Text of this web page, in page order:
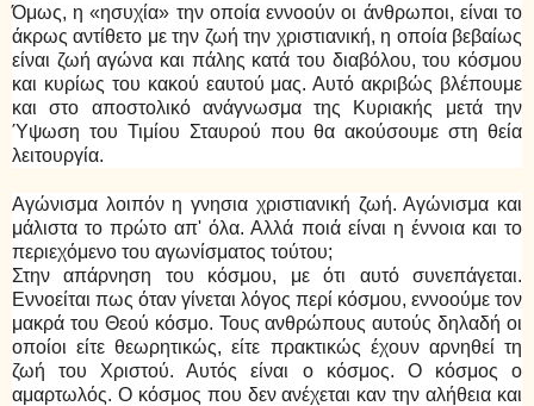
Όμως, η «ησυχία» την οποία εννοούν οι άνθρωποι, είναι το
άκρως αντίθετο με την ζωή την χριστιανική, η οποία βεβαίως
είναι ζωή αγώνα και πάλης κατά του διαβόλου, του κόσμου
και κυρίως του κακού εαυτού μας. Αυτό ακριβώς βλέπουμε
και στο αποστολικό ανάγνωσμα της Κυριακής μετά την
Ύψωση του Τιμίου Σταυρού που θα ακούσουμε στη θεία
λειτουργία.
Αγώνισμα λοιπόν η γνησια χριστιανική ζωή. Αγώνισμα και
μάλιστα το πρώτο απ' όλα. Αλλά ποιά είναι η έννοια και το
περιεχόμενο του αγωνίσματος τούτου;
Στην απάρνηση του κόσμου, με ότι αυτό συνεπάγεται.
Εννοείται πως όταν γίνεται λόγος περί κόσμου, εννοούμε τον
μακρά του Θεού κόσμο. Τους ανθρώπους αυτούς δηλαδή οι
οποίοι είτε θεωρητικώς, είτε πρακτικώς έχουν αρνηθεί τη
ζωή του Χριστού. Αυτός είναι ο κόσμος. Ο κόσμος ο
αμαρτωλός. Ο κόσμος που δεν ανέχεται καν την αλήθεια και